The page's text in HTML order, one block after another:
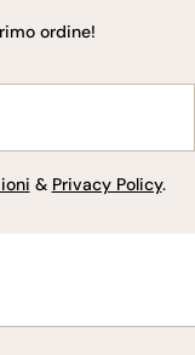
ordine!
& Privacy Policy.